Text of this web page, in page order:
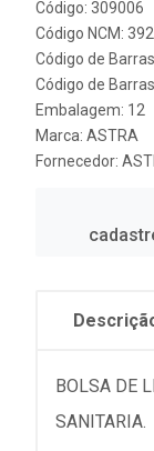
Código: 309006
Código NCM:
Código de
Código de
Embalagem: 12
Marca: ASTRA
Fornecedor:
BOLSA DE
SANITARIA.